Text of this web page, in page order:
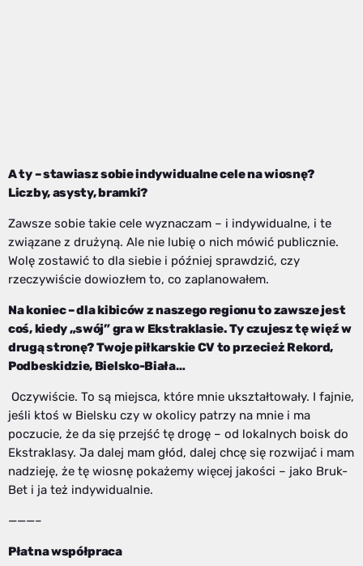
A ty – stawiasz sobie indywidualne cele na wiosnę?
Liczby, asysty, bramki?
Zawsze sobie takie cele wyznaczam – i indywidualne, i te
związane z drużyną. Ale nie lubię o nich mówić publicznie.
Wolę zostawić to dla siebie i później sprawdzić, czy
rzeczywiście dowiozłem to, co zaplanowałem.
Na koniec – dla kibiców z naszego regionu to zawsze jest
coś, kiedy „swój” gra w Ekstraklasie. Ty czujesz tę więź w
drugą stronę? Twoje piłkarskie CV to przecież Rekord,
Podbeskidzie, Bielsko-Biała…
Oczywiście. To są miejsca, które mnie ukształtowały. I fajnie,
jeśli ktoś w Bielsku czy w okolicy patrzy na mnie i ma
poczucie, że da się przejść tę drogę – od lokalnych boisk do
Ekstraklasy. Ja dalej mam głód, dalej chcę się rozwijać i mam
nadzieję, że tę wiosnę pokażemy więcej jakości – jako Bruk-
Bet i ja też indywidualnie.
———–
Płatna współpraca